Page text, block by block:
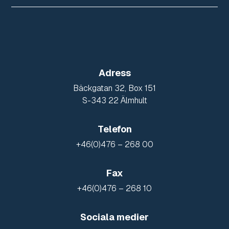
Adress
Bäckgatan 32, Box 151
S-343 22 Älmhult
Telefon
+46(0)476 – 268 00
Fax
+46(0)476 – 268 10
Sociala medier